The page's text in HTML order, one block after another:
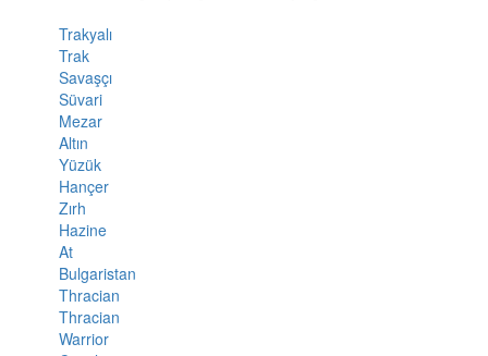
Trakyalı
Trak
Savaşçı
Süvari
Mezar
Altın
Yüzük
Hançer
Zırh
Hazine
At
Bulgaristan
Thracian
Thracian
Warrior